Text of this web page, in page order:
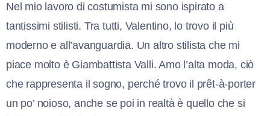
Nel mio lavoro di costumista mi sono ispirato a
tantissimi stilisti. Tra tutti, Valentino, lo trovo il più
moderno e all’avanguardia. Un altro stilista che mi
piace molto è Giambattista Valli. Amo l’alta moda, ciò
che rappresenta il sogno, perché trovo il prêt-à-porter
un po’ noioso, anche se poi in realtà è quello che si